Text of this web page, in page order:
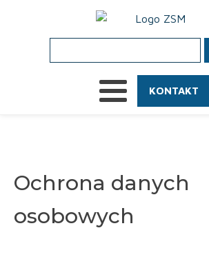
KONTAKT
Ochrona danych
osobowych